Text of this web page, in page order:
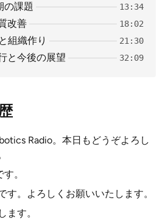
の課題 13:34
改善 18:02
組織作り 21:30
と今後の展望 32:09
Radio。本日もどうぞよろし
。
す。よろしくお願いいたします。
ます。